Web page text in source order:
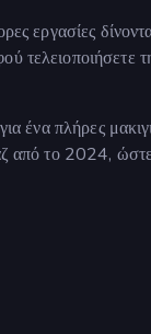
εργασίες
τελειοποιήσετε
ένα πλήρες
από το 2024,